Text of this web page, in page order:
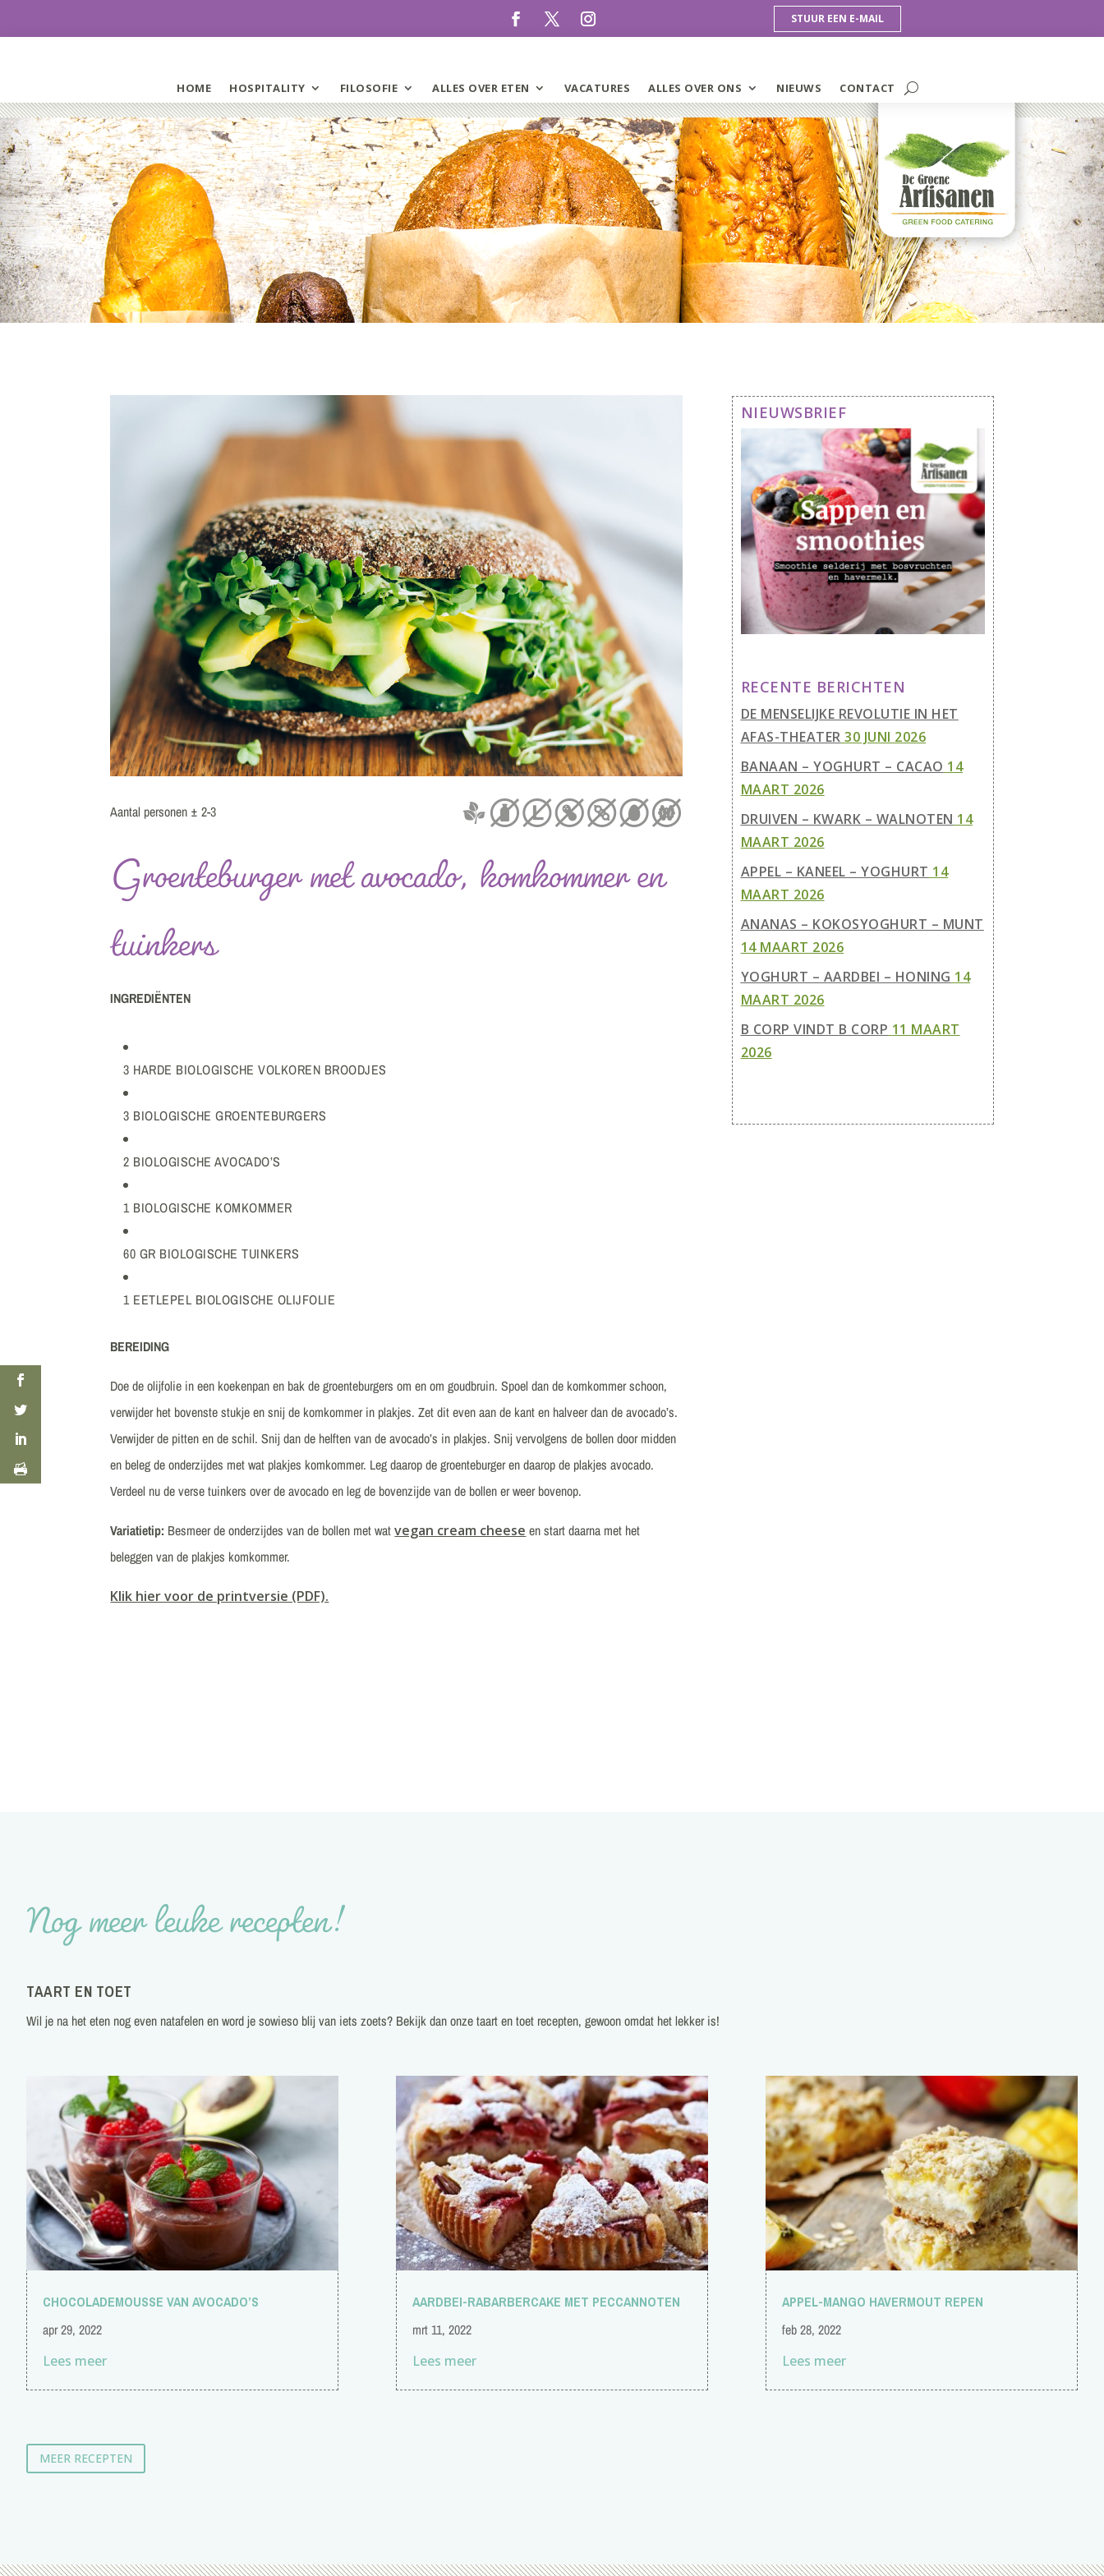
STUUR EEN E-MAIL
HOME HOSPITALITY FILOSOFIE ALLES OVER ETEN VACATURES ALLES OVER ONS NIEUWS CONTACT
Aantal personen ± 2-3
Groenteburger met avocado, komkommer en
tuinkers
INGREDIËNTEN
3 HARDE BIOLOGISCHE VOLKOREN BROODJES
3 BIOLOGISCHE GROENTEBURGERS
2 BIOLOGISCHE AVOCADO’S
1 BIOLOGISCHE KOMKOMMER
60 GR BIOLOGISCHE TUINKERS
1 EETLEPEL BIOLOGISCHE OLIJFOLIE
BEREIDING
Doe de olijfolie in een koekenpan en bak de groenteburgers om en om goudbruin. Spoel dan de komkommer schoon,
verwijder het bovenste stukje en snij de komkommer in plakjes. Zet dit even aan de kant en halveer dan de avocado’s.
Verwijder de pitten en de schil. Snij dan de helften van de avocado’s in plakjes. Snij vervolgens de bollen door midden
en beleg de onderzijdes met wat plakjes komkommer. Leg daarop de groenteburger en daarop de plakjes avocado.
Verdeel nu de verse tuinkers over de avocado en leg de bovenzijde van de bollen er weer bovenop.
Variatietip: Besmeer de onderzijdes van de bollen met watvegan cream cheese en start daarna met het
beleggen van de plakjes komkommer.
Klik hier voor de printversie (PDF).
NIEUWSBRIEF
RECENTE BERICHTEN
DE MENSELIJKE REVOLUTIE IN HET
AFAS-THEATER 30 JUNI 2026
BANAAN – YOGHURT – CACAO 14
MAART 2026
DRUIVEN – KWARK – WALNOTEN 14
MAART 2026
APPEL – KANEEL – YOGHURT 14
MAART 2026
ANANAS – KOKOSYOGHURT – MUNT
14 MAART 2026
YOGHURT – AARDBEI – HONING 14
MAART 2026
B CORP VINDT B CORP 11 MAART
2026
Nog meer leuke recepten!
TAART EN TOET
Wil je na het eten nog even natafelen en word je sowieso blij van iets zoets? Bekijk dan onze taart en toet recepten, gewoon omdat het lekker is!
CHOCOLADEMOUSSE VAN AVOCADO’S
apr 29, 2022
Lees meer
AARDBEI-RABARBERCAKE MET PECCANNOTEN
mrt 11, 2022
Lees meer
APPEL-MANGO HAVERMOUT REPEN
feb 28, 2022
Lees meer
MEER RECEPTEN